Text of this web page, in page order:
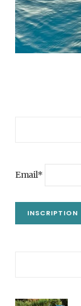
Email*